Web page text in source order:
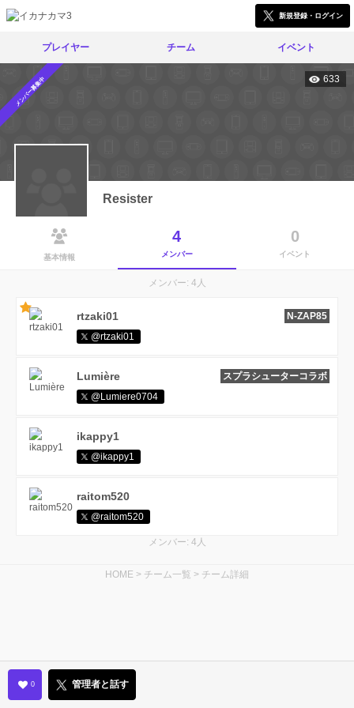
新規登録・ログイン
プレイヤー チーム イベント
メンバー募集中 633
Resister
基本情報
4
メンバー
0
イベント
メンバー: 4人
rtzaki01
N-ZAP85
@rtzaki01
Lumière
スプラシューターコラボ
@Lumiere0704
ikappy1
@ikappy1
raitom520
@raitom520
メンバー: 4人
HOME > チーム一覧 > チーム詳細
0 管理者と話す